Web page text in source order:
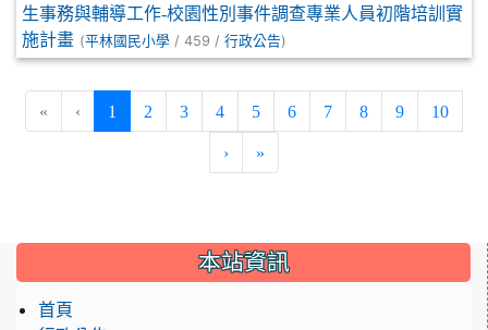
生事務與輔導工作-校園性別事件調查專業人員初階培訓實
施計畫 (平林國民小學 / 459 / 行政公告)
« ‹ 1 (current)
2 3 4 5 6 7 8 9 10
› »
::: 本站資訊
首頁